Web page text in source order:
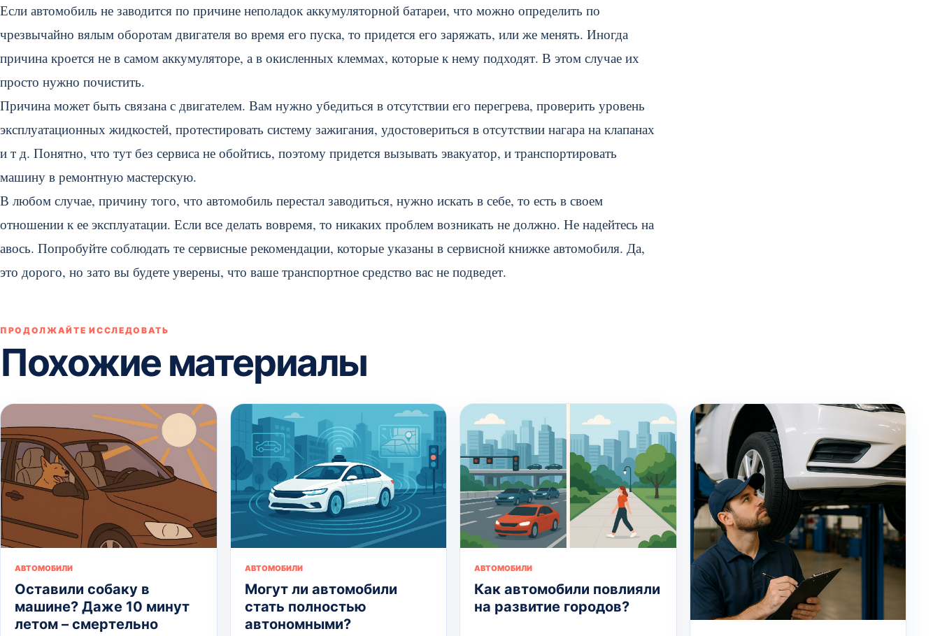
Если автомобиль не заводится по причине неполадок аккумуляторной батареи, что можно определить по
чрезвычайно вялым оборотам двигателя во время его пуска, то придется его заряжать, или же менять. Иногда
причина кроется не в самом аккумуляторе, а в окисленных клеммах, которые к нему подходят. В этом случае их
просто нужно почистить.
Причина может быть связана с двигателем. Вам нужно убедиться в отсутствии его перегрева, проверить уровень
эксплуатационных жидкостей, протестировать систему зажигания, удостовериться в отсутствии нагара на клапанах
и т д. Понятно, что тут без сервиса не обойтись, поэтому придется вызывать эвакуатор, и транспортировать
машину в ремонтную мастерскую.
В любом случае, причину того, что автомобиль перестал заводиться, нужно искать в себе, то есть в своем
отношении к ее эксплуатации. Если все делать вовремя, то никаких проблем возникать не должно. Не надейтесь на
авось. Попробуйте соблюдать те сервисные рекомендации, которые указаны в сервисной книжке автомобиля. Да,
это дорого, но зато вы будете уверены, что ваше транспортное средство вас не подведет.
ПРОДОЛЖАЙТЕ ИССЛЕДОВАТЬ
Похожие материалы
АВТОМОБИЛИ
Оставили собаку в
машине? Даже 10 минут
летом – смертельно
АВТОМОБИЛИ
Могут ли автомобили
стать полностью
автономными?
АВТОМОБИЛИ
Как автомобили повлияли
на развитие городов?